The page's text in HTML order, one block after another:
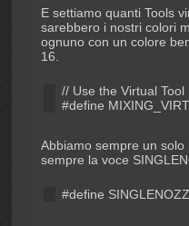
E settiamo quanti Tools
sarebbero i nostri colori
ognuno con un colore
16.
// Use the Virtual
#define
Abbiamo sempre un
sempre la voce
#define